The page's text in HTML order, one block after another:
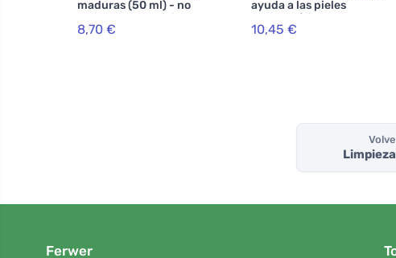
maduras (50 ml) - no
reseca, da elasticidad
8,70 €
ayuda a las pieles
problemáticas
10,45 €
Ferwer